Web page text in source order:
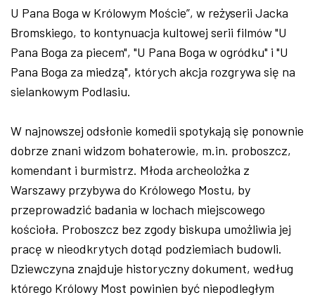
U Pana Boga w Królowym Moście”, w reżyserii Jacka
Bromskiego, to kontynuacja kultowej serii filmów "U
Pana Boga za piecem", "U Pana Boga w ogródku" i "U
Pana Boga za miedzą", których akcja rozgrywa się na
sielankowym Podlasiu.
W najnowszej odsłonie komedii spotykają się ponownie
dobrze znani widzom bohaterowie, m.in. proboszcz,
komendant i burmistrz. Młoda archeolożka z
Warszawy przybywa do Królowego Mostu, by
przeprowadzić badania w lochach miejscowego
kościoła. Proboszcz bez zgody biskupa umożliwia jej
pracę w nieodkrytych dotąd podziemiach budowli.
Dziewczyna znajduje historyczny dokument, według
którego Królowy Most powinien być niepodległym